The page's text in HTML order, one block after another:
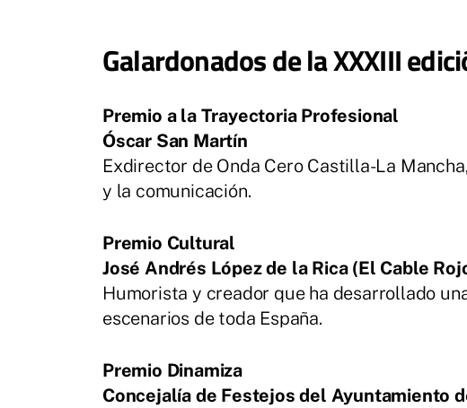
Galardonados de la XXXIII
Premio a la Trayectoria Profesional
Óscar San Martín
Exdirector de Onda Cero Castilla-La
y la comunicación.
Premio Cultural
José Andrés López de la Rica (El Cable
Humorista y creador que ha desarrollado
escenarios de toda España.
Premio Dinamiza
Concejalía de Festejos del Ayuntamiento